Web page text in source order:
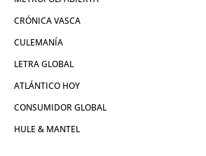
CRÓNICA VASCA
CULEMANÍA
LETRA GLOBAL
ATLÁNTICO HOY
CONSUMIDOR GLOBAL
HULE & MANTEL